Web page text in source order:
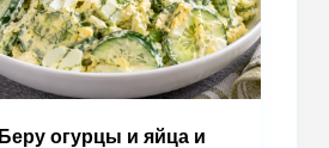
Беру огурцы и яйца и